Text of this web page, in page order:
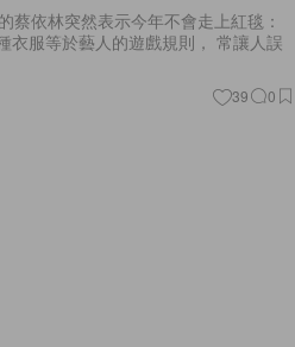
蔡依林突然表示今年不會走上紅毯：
衣服等於藝人的遊戲規則， 常讓人誤
39 0